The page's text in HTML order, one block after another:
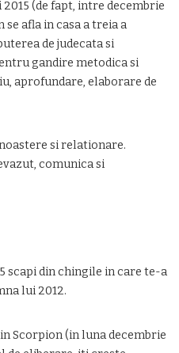
(de fapt, intre decembrie
se afla in casa a treia a
de judecata si
gandire metodica si
aprofundare, elaborare de
si relationare.
comunica si
scapi din chingile in care te-a
lui 2012.
Scorpion (in luna decembrie